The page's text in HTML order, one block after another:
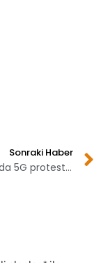
Sonraki Haber
Avustralya’da 5G protesto edildi!